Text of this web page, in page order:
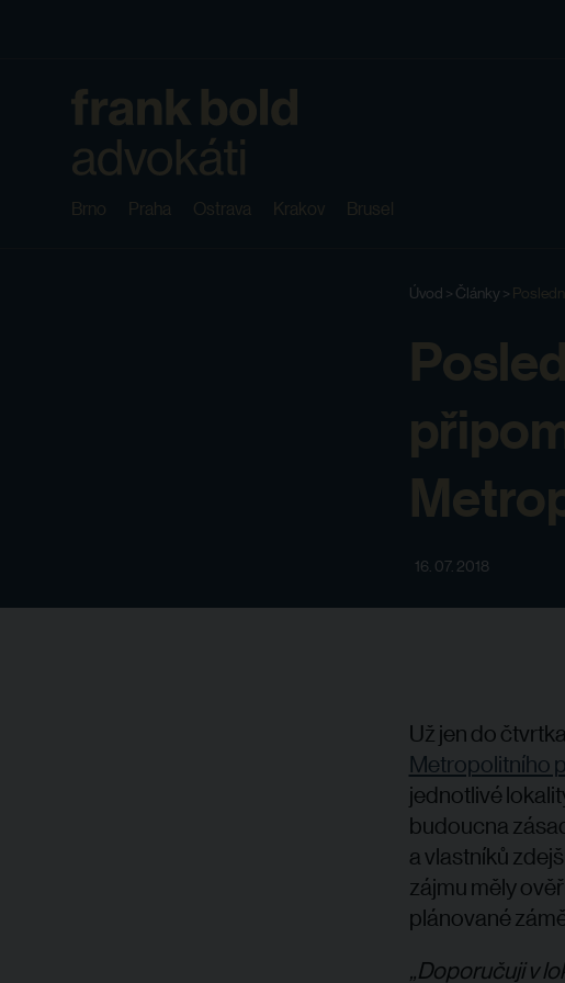
Brno Praha Ostrava Krakov Brusel
Úvod > Články >
16. 07. 2018
Už jen do
Metropolitního
jednotlivé
budoucna
a vlastníků
zájmu měly
plánované
„Doporučuji v